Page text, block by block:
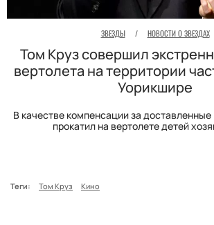
ЗВЕЗДЫ / НОВОСТИ О ЗВЕЗДАХ
Том Круз совершил
вертолета на территории
Уорикшире
В качестве компенсации за
прокатил на вертолете детей
Теги:
Том Круз Кино